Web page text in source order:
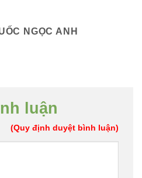
NGỌC ANH
luận
(Quy định duyệt bình luận)